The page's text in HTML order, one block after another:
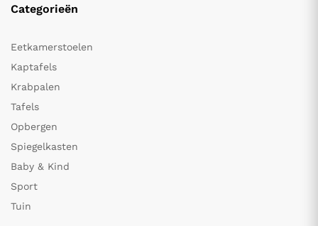
Categorieën
Eetkamerstoelen
Kaptafels
Krabpalen
Tafels
Opbergen
Spiegelkasten
Baby & Kind
Sport
Tuin